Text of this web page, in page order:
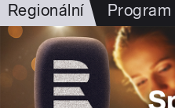
Regionální Program